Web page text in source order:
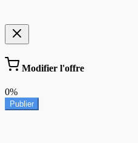
Modifier l'offre
0%
Publier